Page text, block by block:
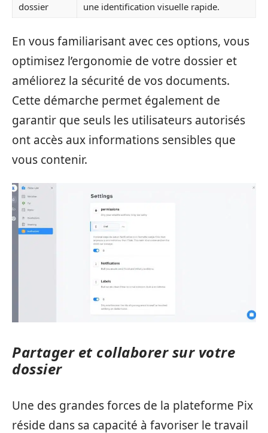
dossier
une identification visuelle rapide.
En vous familiarisant avec ces options, vous
optimisez l’ergonomie de votre dossier et
améliorez la sécurité de vos documents.
Cette démarche permet également de
garantir que seuls les utilisateurs autorisés
ont accès aux informations sensibles que
vous contenir.
Partager et collaborer sur votre
dossier
Une des grandes forces de la plateforme Pix
réside dans sa capacité à favoriser le travail